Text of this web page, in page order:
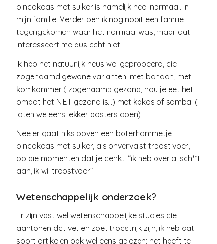
pindakaas met suiker is namelijk heel normaal. In
mijn familie. Verder ben ik nog nooit een familie
tegengekomen waar het normaal was, maar dat
interesseert me dus echt niet.
Ik heb het natuurlijk heus wel geprobeerd, die
zogenaamd gewone varianten: met banaan, met
komkommer ( zogenaamd gezond, nou je eet het
omdat het NIET gezond is…) met kokos of sambal (
laten we eens lekker oosters doen)
Nee er gaat niks boven een boterhammetje
pindakaas met suiker, als onvervalst troost voer,
op die momenten dat je denkt: “ik heb over al sch**t
aan, ik wil troostvoer”
Wetenschappelijk onderzoek?
Er zijn vast wel wetenschappelijke studies die
aantonen dat vet en zoet troostrijk zijn, ik heb dat
soort artikelen ook wel eens gelezen: het heeft te